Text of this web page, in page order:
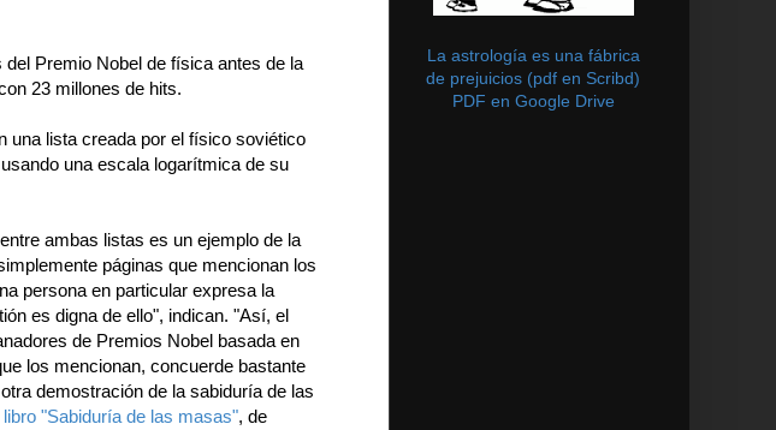
Premio Nobel de física antes de la
23 millones de hits.
una lista creada por el físico soviético
una escala logarítmica de su
ambas listas es un ejemplo de la
páginas que mencionan los
persona en particular expresa la
es digna de ello", indican. "Así, el
de Premios Nobel basada en
los mencionan, concuerde bastante
demostración de la sabiduría de las
libro "Sabiduría de las masas", de
La astrología es una fábrica
de prejuicios (pdf en Scribd)
PDF en Google Drive